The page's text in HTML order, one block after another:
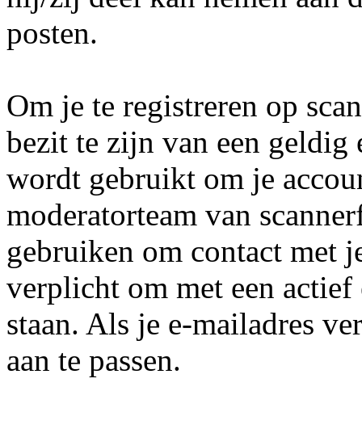
posten.
Om je te registreren op
bezit te zijn van een geldig
wordt gebruikt om je
moderatorteam van
gebruiken om contact met
verplicht om met een actief
staan. Als je e-mailadres
aan te passen.